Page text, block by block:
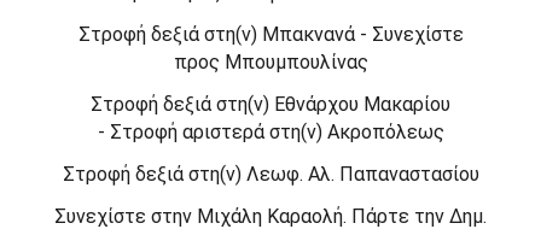
Στροφή δεξιά στη(ν) Μπακνανά - Συνεχίστε
προς Μπουμπουλίνας
Στροφή δεξιά στη(ν) Εθνάρχου Μακαρίου
- Στροφή αριστερά στη(ν) Ακροπόλεως
Στροφή δεξιά στη(ν) Λεωφ. Αλ. Παπαναστασίου
Συνεχίστε στην Μιχάλη Καραολή. Πάρτε την Δημ.